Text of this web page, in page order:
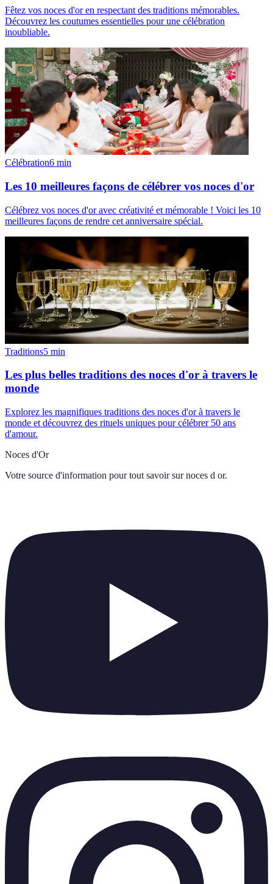
Fêtez vos noces d'or en respectant des traditions mémorables.
Découvrez les coutumes essentielles pour une célébration
inoubliable.
Célébration6 min
Les 10 meilleures façons de célébrer vos noces d'or
Célébrez vos noces d'or avec créativité et mémorable ! Voici les 10
meilleures façons de rendre cet anniversaire spécial.
Traditions5 min
Les plus belles traditions des noces d'or à travers le
monde
Explorez les magnifiques traditions des noces d'or à travers le
monde et découvrez des rituels uniques pour célébrer 50 ans
d'amour.
Noces d'Or
Votre source d'information pour tout savoir sur noces d or.